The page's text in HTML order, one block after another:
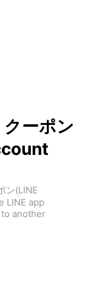
ーポン
ン(LINE
LINE app
another